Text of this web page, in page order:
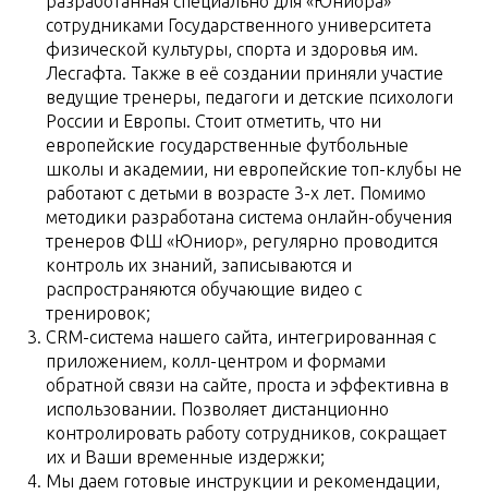
сотрудниками Государственного университета
физической культуры, спорта и здоровья им.
Лесгафта. Также в её создании приняли участие
ведущие тренеры, педагоги и детские психологи
России и Европы. Стоит отметить, что ни
европейские государственные футбольные
школы и академии, ни европейские топ-клубы не
работают с детьми в возрасте 3-х лет. Помимо
методики разработана система онлайн-обучения
тренеров ФШ «Юниор», регулярно проводится
контроль их знаний, записываются и
распространяются обучающие видео с
тренировок;
CRM-система нашего сайта, интегрированная с
приложением, колл-центром и формами
обратной связи на сайте, проста и эффективна в
использовании. Позволяет дистанционно
контролировать работу сотрудников, сокращает
их и Ваши временные издержки;
Мы даем готовые инструкции и рекомендации,